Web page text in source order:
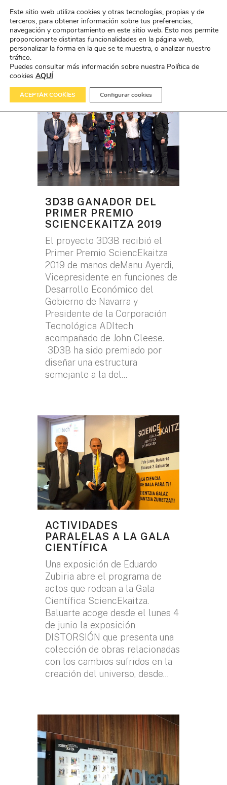
TECNOLOGÍA TAG
3D3B GANADOR DEL
PRIMER PREMIO
SCIENCEKAITZA 2019
El proyecto 3D3B recibió el
Primer Premio SciencEkaitza
2019 de manos deManu Ayerdi,
Vicepresidente en funciones de
Desarrollo Económico del
Gobierno de Navarra y
Presidente de la Corporación
Tecnológica ADItech
acompañado de John Cleese.
3D3B ha sido premiado por
diseñar una estructura
semejante a la del...
ACTIVIDADES
PARALELAS A LA GALA
CIENTÍFICA
Una exposición de Eduardo
Zubiria abre el programa de
actos que rodean a la Gala
Científica SciencEkaitza.
Baluarte acoge desde el lunes 4
de junio la exposición
DISTORSIÓN que presenta una
colección de obras relacionadas
con los cambios sufridos en la
creación del universo, desde...
Este sitio web utiliza cookies y otras tecnologías, propias y de
terceros, para obtener información sobre tus preferencias,
navegación y comportamiento en este sitio web. Esto nos permite
proporcionarte distintas funcionalidades en la página web,
personalizar la forma en la que se te muestra, o analizar nuestro
tráfico.
Puedes consultar más información sobre nuestra Política de
cookies AQUÍ
ACEPTAR COOKIES Configurar cookies